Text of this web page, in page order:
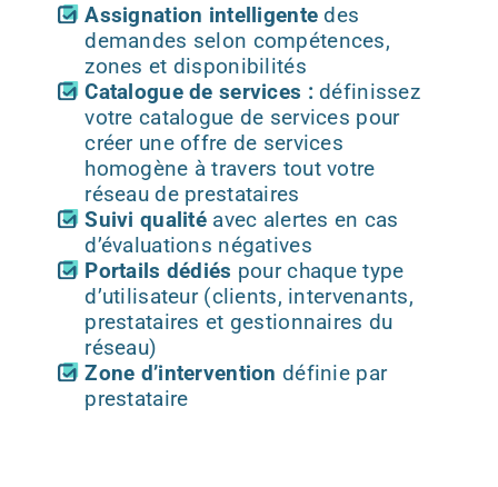
Assignation intelligente des
demandes selon compétences,
zones et disponibilités
Catalogue de services :définissez
votre catalogue de services pour
créer une offre de services
homogène à travers tout votre
réseau de prestataires
Suivi qualitéavec alertes en cas
d’évaluations négatives
Portails dédiés pour chaque type
d’utilisateur (clients, intervenants,
prestataires et gestionnaires du
réseau)
Zone d’intervention définie par
prestataire